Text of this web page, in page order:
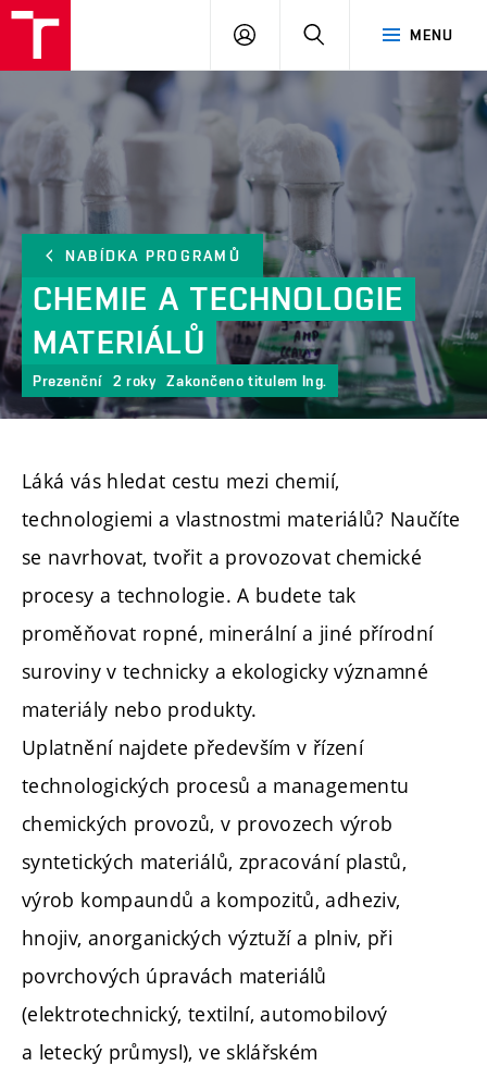
MENU
PŘIHLÁSIT
NABÍDKA PROGRAMŮ
CHEMIE A TECHNOLOGIE
MATERIÁLŮ
Prezenční 2 roky Zakončeno titulem Ing.
Láká vás hledat cestu mezi chemií,
technologiemi a vlastnostmi materiálů? Naučíte
se navrhovat, tvořit a provozovat chemické
procesy a technologie. A budete tak
proměňovat ropné, minerální a jiné přírodní
suroviny v technicky a ekologicky významné
materiály nebo produkty.
Uplatnění najdete především v řízení
technologických procesů a managementu
chemických provozů, v provozech výrob
syntetických materiálů, zpracování plastů,
výrob kompaundů a kompozitů, adheziv,
hnojiv, anorganických výztuží a plniv, při
povrchových úpravách materiálů
(elektrotechnický, textilní, automobilový
a letecký průmysl), ve sklářském